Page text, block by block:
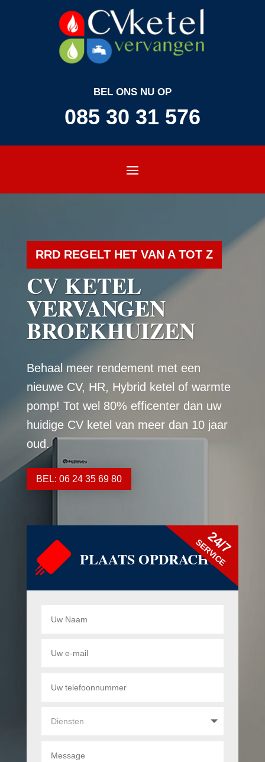
BEL ONS NU OP
085 30 31 576
RRD REGELT HET VAN A TOT Z
CV KETEL
VERVANGEN
BROEKHUIZEN
Behaal meer rendement met een
nieuwe CV, HR, Hybrid ketel of warmte
pomp! Tot wel 80% efficenter dan uw
huidige CV ketel van meer dan 10 jaar
oud.
BEL: 06 24 35 69 80
PLAATS OPDRACHT
24/7
SERVICE